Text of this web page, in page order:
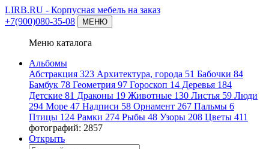
LIRB.RU - Корпусная мебель на заказ
+7(900)080-35-08
МЕНЮ
Меню каталога
Альбомы
Абстракция 323 Архитектура, города 51 Бабочки 84
Бамбук 78 Геометрия 97 Гороскоп 14 Деревья 184
Детские 81 Драконы 19 Животные 130 Листья 59 Люди
294 Море 47 Надписи 58 Орнамент 267 Пальмы 6
Птицы 124 Рамки 274 Рыбы 48 Узоры 208 Цветы 411
фотографий: 2857
Открыть